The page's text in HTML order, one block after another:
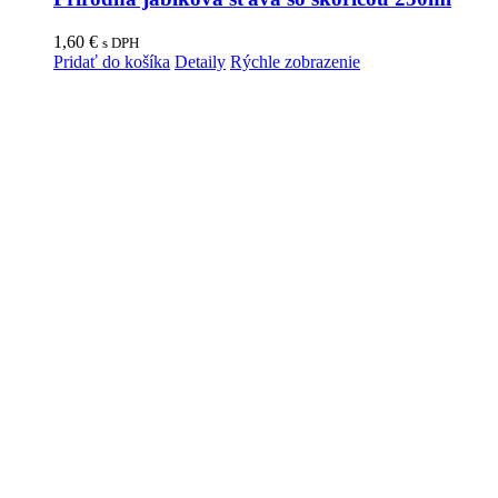
1,60 € s DPH
Pridať do košíka Detaily Rýchle zobrazenie